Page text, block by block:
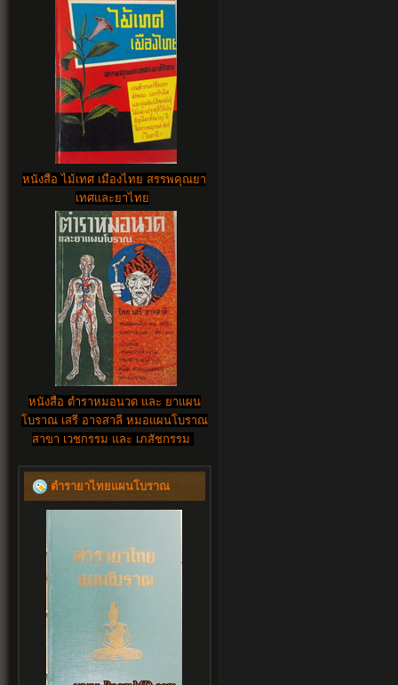
หนังสือ ไม้เทศ เมืองไทย สรรพคุณยา
เทศและยาไทย
หนังสือ ตำราหมอนวด และ ยาแผน
โบราณ เสรี อาจสาลี หมอแผนโบราณ
สาขา เวชกรรม และ เภสัชกรรม
ตำรายาไทยแผนโบราณ